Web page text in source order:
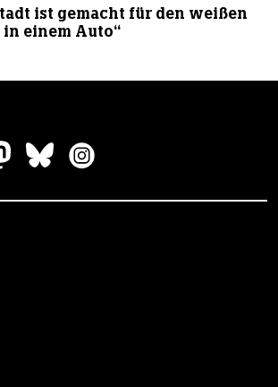
ist gemacht für den weißen
einem Auto“